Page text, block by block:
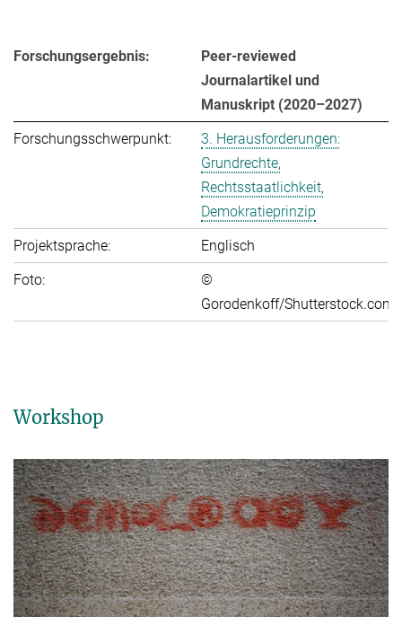
Forschungsergebnis:
Peer-reviewed
Journalartikel und
Manuskript (2020–2027)
Forschungsschwerpunkt:
3. Herausforderungen:
Grundrechte,
Rechtsstaatlichkeit,
Demokratieprinzip
Projektsprache:
Englisch
Foto:
©
Gorodenkoff/Shutterstock.com
Workshop